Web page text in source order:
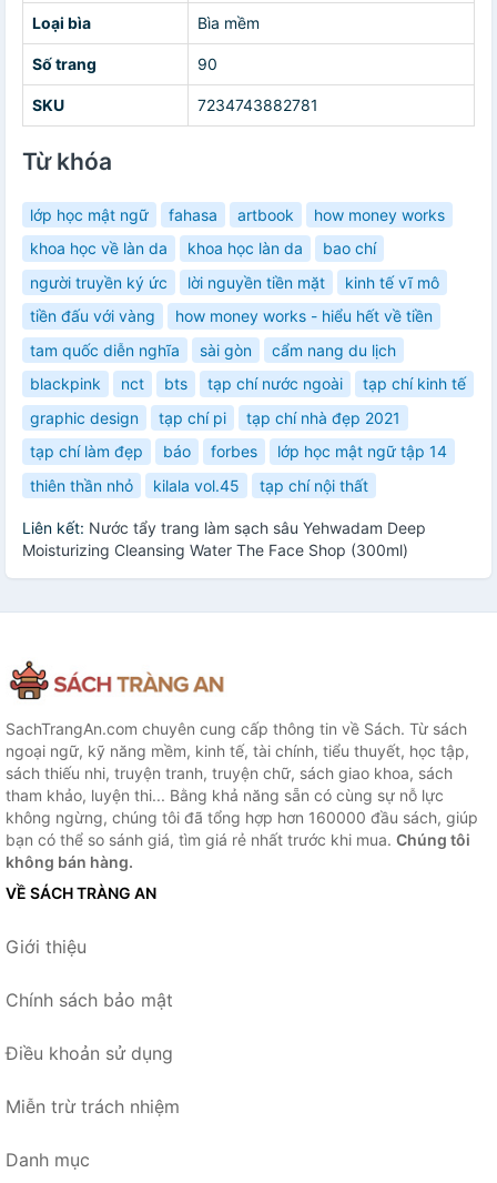
Loại bìa Bìa mềm
Số trang 90
SKU 7234743882781
Từ khóa
lớp học mật ngữ fahasa artbook
how money works
khoa học về làn da
khoa học làn da
bao chí
người truyền ký ức
lời nguyền tiền mặt
kinh tế vĩ mô
tiền đấu với vàng
how money works - hiểu hết về tiền
tam quốc diễn nghĩa
sài gòn
cẩm nang du lịch
blackpink
nct bts tạp chí nước ngoài
tạp chí kinh tế
graphic design
tạp chí pi
tạp chí nhà đẹp 2021
tạp chí làm đẹp
báo forbes
lớp học mật ngữ tập 14
thiên thần nhỏ
kilala vol.45 tạp chí nội thất
Liên kết: Nước tẩy trang làm sạch sâu Yehwadam Deep
Moisturizing Cleansing Water The Face Shop (300ml)
SachTrangAn.com chuyên cung cấp thông tin về Sách. Từ sách
ngoại ngữ, kỹ năng mềm, kinh tế, tài chính, tiểu thuyết, học tập,
sách thiếu nhi, truyện tranh, truyện chữ, sách giao khoa, sách
tham khảo, luyện thi... Bằng khả năng sẵn có cùng sự nỗ lực
không ngừng, chúng tôi đã tổng hợp hơn 160000 đầu sách, giúp
bạn có thể so sánh giá, tìm giá rẻ nhất trước khi mua. Chúng tôi
không bán hàng.
VỀ SÁCH TRÀNG AN
Giới thiệu
Chính sách bảo mật
Điều khoản sử dụng
Miễn trừ trách nhiệm
Danh mục